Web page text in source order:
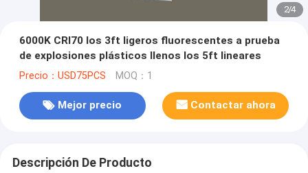
2/4
6000K CRI70 los 3ft ligeros fluorescentes a prueba
de explosiones plásticos llenos los 5ft lineares
Precio：USD75PCS MOQ：1
Mejor precio Contactar ahora
Descripción De Producto